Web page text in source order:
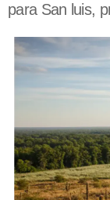
para San luis,